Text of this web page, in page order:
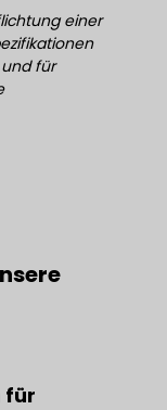
einer
für
für